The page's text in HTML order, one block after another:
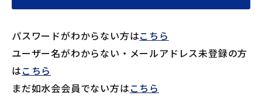
の利用に必要な大切な情報です。
第三者に貸与したり、知られたりすることがな
いよう適切に管理してください。
不正な利用等を検知した際には、ログイン操作
パスワードがわからない方はこちら
ユーザー名がわからない・メールアドレス未登録の方
はこちら
まだ如水会会員でない方はこちら